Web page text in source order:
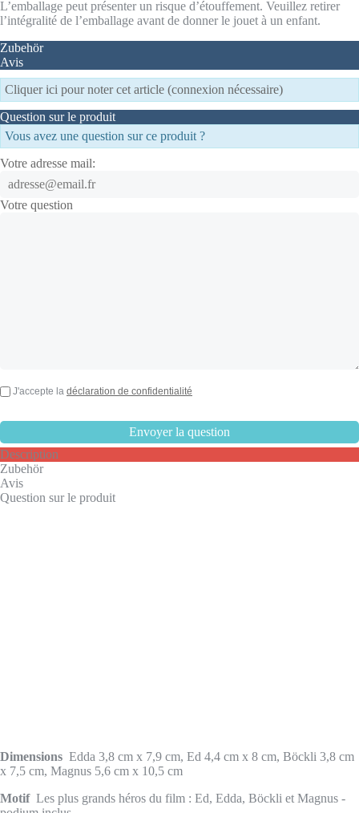
L’emballage peut présenter un risque d’étouffement. Veuillez retirer
l’intégralité de l’emballage avant de donner le jouet à un enfant.
Zubehör
Avis
Cliquer ici pour noter cet article (connexion nécessaire)
Question sur le produit
Vous avez une question sur ce produit ?
Votre adresse mail:
Votre question
J'accepte la déclaration de confidentialité
Description
Zubehör
Avis
Question sur le produit
Dimensions Edda 3,8 cm x 7,9 cm, Ed 4,4 cm x 8 cm, Böckli 3,8 cm
x 7,5 cm, Magnus 5,6 cm x 10,5 cm
MotifLes plus grands héros du film : Ed, Edda, Böckli et Magnus -